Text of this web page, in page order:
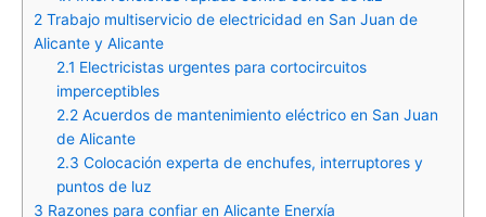
2 Trabajo multiservicio de electricidad en San Juan de
Alicante y Alicante
2.1 Electricistas urgentes para cortocircuitos
imperceptibles
2.2Acuerdos de mantenimiento eléctrico en San Juan
de Alicante
2.3 Colocación experta de enchufes, interruptores y
puntos de luz
3 Razones para confiar en Alicante Enerxía